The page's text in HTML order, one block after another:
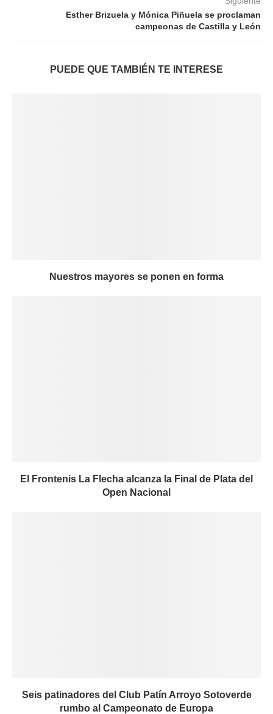
Esther Brizuela y Mónica Piñuela se proclaman
campeonas de Castilla y León
PUEDE QUE TAMBIÉN TE INTERESE
Nuestros mayores se ponen en forma
El Frontenis La Flecha alcanza la Final de Plata del
Open Nacional
Seis patinadores del Club Patín Arroyo Sotoverde
rumbo al Campeonato de Europa